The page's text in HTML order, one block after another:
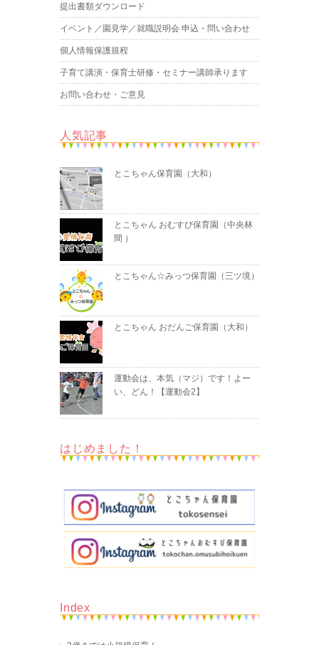
提出書類ダウンロード
イベント／園見学／就職説明会 申込・問い合わせ
個人情報保護規程
子育て講演・保育士研修・セミナー講師承ります
お問い合わせ・ご意見
人気記事
とこちゃん保育園（大和）
とこちゃん おむすび保育園（中央林
間 ）
とこちゃん☆みっつ保育園（三ツ境）
とこちゃん おだんご保育園（大和）
運動会は、本気（マジ）です！よー
い、どん！【運動会2】
はじめました！
Index